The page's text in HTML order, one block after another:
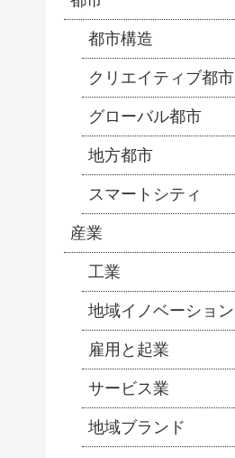
都市構造
クリエイティブ都市
グローバル都市
地方都市
スマートシティ
産業
工業
地域イノベーション
雇用と起業
サービス業
地域ブランド